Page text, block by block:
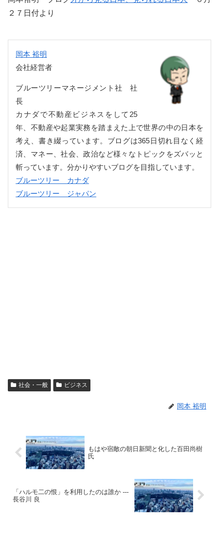
２７日付より
岡本 裕明
会社経営者
ブルーツリーマネージメント社 社
長
カナダで不動産ビジネスをして25
年、不動産や起業実務を踏まえた上で世界の中の日本を
考え、書き綴っています。ブログは365日切れ目なく経
済、マネー、社会、政治など様々なトピックをズバッと
斬っています。分かりやすいブログを目指しています。
ブルーツリー カナダ
ブルーツリー ジャパン
社会・一般 ビジネス
岡本 裕明
もはや宿敵の朝日新聞と化した百田尚樹
氏
「ハルモ二の恨」を利用したのは誰か ---
長谷川 良